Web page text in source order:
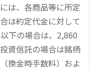
は、各商品等に所定
は約定代金に対して
下の場合は、2,860
資信託の場合は銘柄
換金時手数料）およ